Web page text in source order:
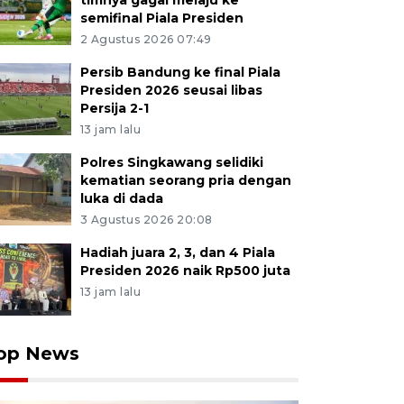
semifinal Piala Presiden
2 Agustus 2026 07:49
Persib Bandung ke final Piala
Presiden 2026 seusai libas
Persija 2-1
13 jam lalu
Polres Singkawang selidiki
kematian seorang pria dengan
luka di dada
3 Agustus 2026 20:08
Hadiah juara 2, 3, dan 4 Piala
Presiden 2026 naik Rp500 juta
13 jam lalu
News